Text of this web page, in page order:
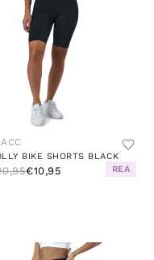
BIKE SHORTS BLACK
€10,95 REA